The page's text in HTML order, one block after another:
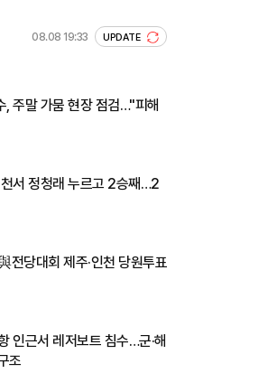
08.08 19:33 UPDATE
, 주말 가뭄 현장 점검…"피해
천서 정청래 누르고 2승째…2
전당대회 제주·인천 당원투표
인근서 레저보트 침수…군·해
조